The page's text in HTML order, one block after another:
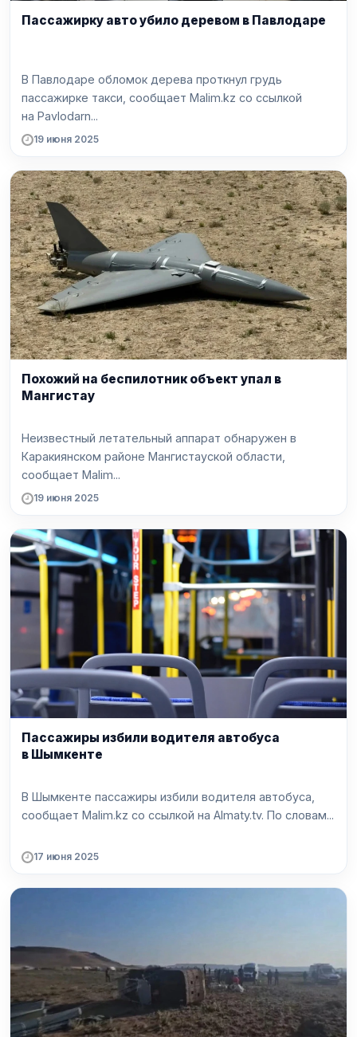
Пассажирку авто убило деревом в Павлодаре
В Павлодаре обломок дерева проткнул грудь
пассажирке такси, сообщает Malim.kz со ссылкой
на Pavlodarn...
19 июня 2025
Похожий на беспилотник объект упал в
Мангистау
Неизвестный летательный аппарат обнаружен в
Каракиянском районе Мангистауской области,
сообщает Malim...
19 июня 2025
Пассажиры избили водителя автобуса
в Шымкенте
В Шымкенте пассажиры избили водителя автобуса,
сообщает Malim.kz со ссылкой на Almaty.tv. По словам...
17 июня 2025